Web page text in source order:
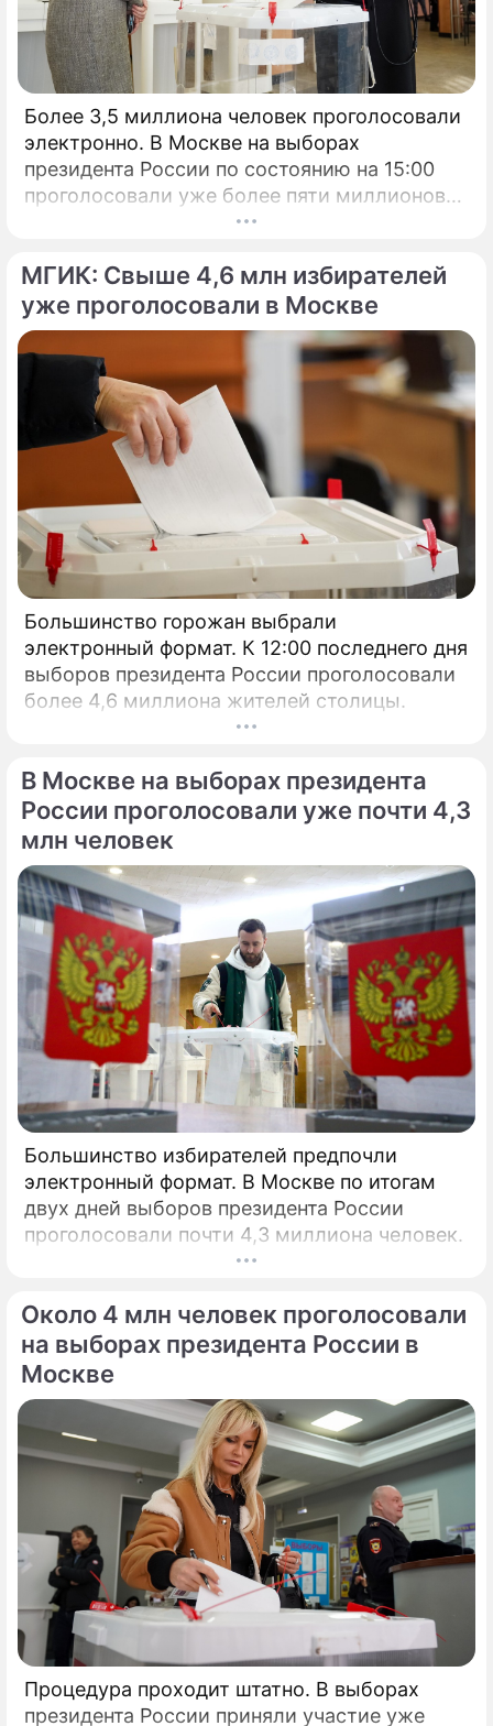
Более 3,5 миллиона человек проголосовали
электронно. В Москве на выборах
президента России по состоянию на 15:00
проголосовали уже более пяти миллионов
МГИК: Свыше 4,6 млн избирателей
уже проголосовали в Москве
Большинство горожан выбрали
электронный формат. К 12:00 последнего дня
выборов президента России проголосовали
более 4,6 миллиона жителей столицы.
В Москве на выборах президента
России проголосовали уже почти 4,3
млн человек
Большинство избирателей предпочли
электронный формат. В Москве по итогам
двух дней выборов президента России
проголосовали почти 4,3 миллиона человек.
Около 4 млн человек проголосовали
на выборах президента России в
Москве
Процедура проходит штатно. В выборах
президента России приняли участие уже